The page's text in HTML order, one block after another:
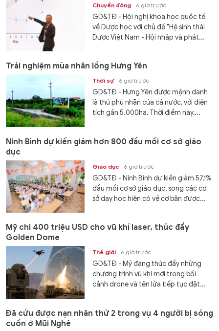
Chuyển động 6 giờ trước
GD&TĐ - Hội nghị khoa học quốc tế
về Dược học với chủ đề "Hệ sinh thái
Dược Việt Nam - Hội nhập và phát...
Trải nghiệm mùa nhãn lồng Hưng Yên
Thời sự 6 giờ trước
GD&TĐ - Hưng Yên được mệnh danh
là thủ phủ nhãn của cả nước, với diện
tích gần 5.000ha. Thời điểm này,...
Ninh Bình dự kiến giảm hơn 800 đầu mối cơ sở giáo
dục
Giáo dục 6 giờ trước
GD&TĐ - Ninh Bình dự kiến giảm 57,1%
đầu mối cơ sở giáo dục, song các cơ
sở dạy học hiện có về cơ bản được...
Mỹ chi 400 triệu USD cho vũ khí laser, thúc đẩy
Golden Dome
Thế giới 6 giờ trước
GD&TĐ - Mỹ đang thúc đẩy những
chương trình vũ khí mới trong bối
cảnh drone và tên lửa tiếp tục đặt...
Đã cứu được nạn nhân thứ 2 trong vụ 4 người bị sóng
cuốn ở Mũi Nghê